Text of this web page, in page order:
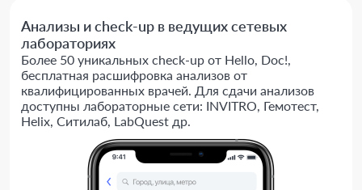
Анализы и check-up в ведущих сетевых
лабораториях
Более 50 уникальных check-up от Hello, Doc!,
бесплатная расшифровка анализов от
квалифицированных врачей. Для сдачи анализов
доступны лабораторные сети: INVITRO, Гемотест,
Helix, Ситилаб, LabQuest др.